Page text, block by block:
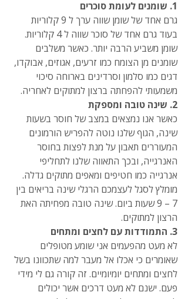
1. שומנים לעומת סוכרים
גרם אחד של שומן שווה ערך ל 9 קלוריות
בעוד גרם אחד של סוכר שווה ל 4 קלוריות.
שומן משביע הרבה יותר. כאשר משלבים
שומנים מן הצומח כמו זרעים, אגוזים, אבוקדו,
דגים כמו סלמון וסרדינים בארוחה סיכוי
משמעותי להפחתה ברצון למתוקים לאחריה.
2. שינה טובה ומספקת
כאשר אנו נמצאים במצב של חוסר בשעות
שינה, הגוף שלנו נוטה להפריש הורמונים
המעוררים תאבון על מנת לפצות בחוסר
האנרגייה, ובכך התאווה שלנו לתחליפי
אנרגייה כמו חטיפים ומאפים מתוקים גדלה.
מומלץ לסגל לעצמכם הרגלי שינה בריאים בין
7 – 9 שעות ביום. שינה טובה מפחיתה האת
הרצון למתוקים.
3. התמודדות עם לחצים ומתחים
לא מעט מהפעמים אני שומע מטופלים
שאומרים כי אכלו אל מעבר למה שתכוונו בשל
לחצים ומתחים יומיומיים. זה קורה גם לי מידי
פעם. ישנם לא מעט דרכים אשר יכולים